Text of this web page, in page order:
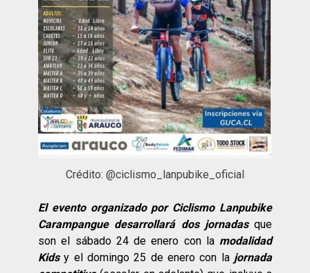
Crédito: @ciclismo_lanpubike_oficial
El evento organizado por Ciclismo Lanpubike
Carampangue desarrollará dos jornadasque
son el sábado 24 de enero con la modalidad
Kids y el domingo 25 de enero con lajornada